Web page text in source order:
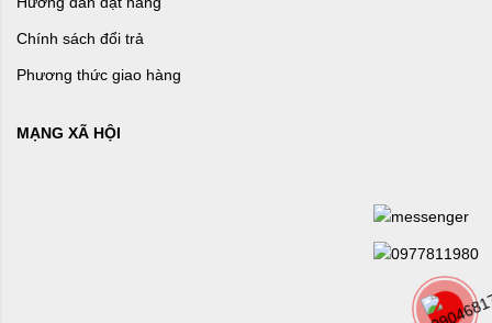
Chính sách đổi trả
Phương thức giao hàng
MẠNG XÃ HỘI